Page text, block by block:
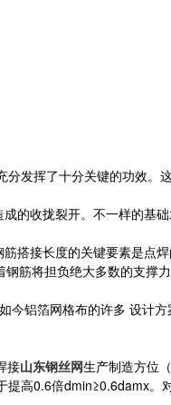
发挥了十分关键的功效。
收拢裂开。不一样的基
搭接长度的关键要素是点
筋将担负绝大多数的支撑
铝箔网格布的许多 设计
接山东钢丝网生产制造方位
高0.6倍dmin≥0.6damx